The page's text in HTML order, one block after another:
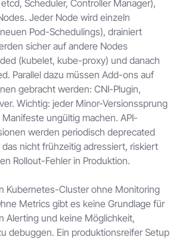
etcd, Scheduler, Controller Manager),
Jeder Node wird einzeln
Pod-Schedulings), drainiert
sicher auf andere Nodes
(kubelet, kube-proxy) und danach
Parallel dazu müssen Add-ons auf
gebracht werden: CNI-Plugin,
Wichtig: jeder Minor-Versionssprung
ungültig machen. API-
werden periodisch deprecated
nicht frühzeitig adressiert, riskiert
Rollout-Fehler in Produktion.
Kubernetes-Cluster ohne Monitoring
Metrics gibt es keine Grundlage für
Alerting und keine Möglichkeit,
debuggen. Ein produktionsreifer Setup